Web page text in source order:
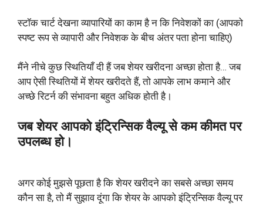
स्टॉक चार्ट देखना व्यापारियों का काम है न कि निवेशकों का (आपको
स्पष्ट रूप से व्यापारी और निवेशक के बीच अंतर पता होना चाहिए)
मैंने नीचे कुछ स्थितियाँ दी हैं जब शेयर खरीदना अच्छा होता है… जब
आप ऐसी स्थितियों में शेयर खरीदते हैं, तो आपके लाभ कमाने और
अच्छे रिटर्न की संभावना बहुत अधिक होती है।
जब शेयर आपको इंट्रिन्सिक वैल्यू से कम कीमत पर
उपलब्ध हो।
अगर कोई मुझसे पूछता है कि शेयर खरीदने का सबसे अच्छा समय
कौन सा है, तो मैं सुझाव दूंगा कि शेयर के आपको इंट्रिन्सिक वैल्यू पर